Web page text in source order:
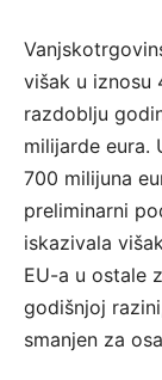
višak u iznosu
razdoblju
milijarde eura.
700 milijuna
preliminarni
iskazivala
EU-a u ostale
godišnjoj
smanjen za